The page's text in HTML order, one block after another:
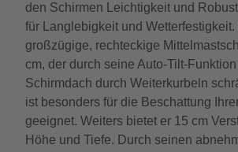
den Schirmen Leichtigkeit und
für Langlebigkeit und Wetterfestigkeit.
großzügige, rechteckige
cm, der durch seine Auto-Tilt-
Schirmdach durch Weiterkurbeln
ist besonders für die Beschattung
geeignet. Weiters bietet er 15 cm
Höhe und Tiefe. Durch seinen